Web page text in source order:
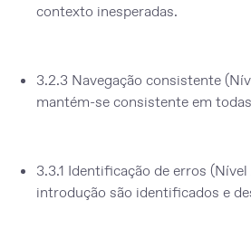
contexto inesperadas.
3.2.3 Navegação consistente
mantém-se consistente em
3.3.1 Identificação de erros (Nível
introdução são identificados e